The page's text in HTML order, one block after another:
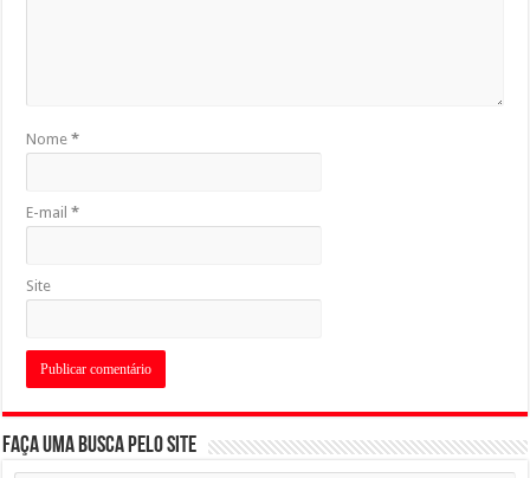
Nome*
E-mail*
Site
Faça uma busca pelo Site